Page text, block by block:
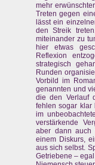
mehr
Treten gegen
lässt ein
den Streik
miteinander zu
hier etwas
Reflexion
strategisch
Runden
Vorbild im
genannten und
die den Verlauf
fehlen sogar klar
im
verstärkende
aber dann auch
einem Diskurs,
aus sich selbst.
Getriebene –